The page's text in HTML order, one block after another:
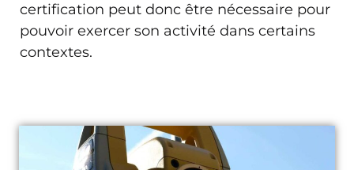
certification peut donc être nécessaire pour
pouvoir exercer son activité dans certains
contextes.